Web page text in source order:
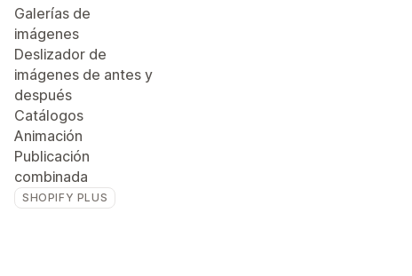
Galerías de
imágenes
Deslizador de
imágenes de antes y
después
Catálogos
Animación
Publicación
combinada
SHOPIFY PLUS